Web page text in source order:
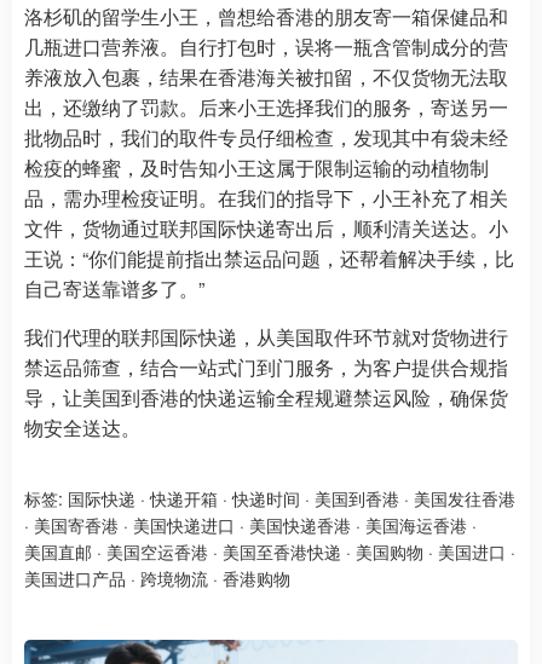
洛杉矶的留学生小王，曾想给香港的朋友寄一箱保健品和
几瓶进口营养液。自行打包时，误将一瓶含管制成分的营
养液放入包裹，结果在香港海关被扣留，不仅货物无法取
出，还缴纳了罚款。后来小王选择我们的服务，寄送另一
批物品时，我们的取件专员仔细检查，发现其中有袋未经
检疫的蜂蜜，及时告知小王这属于限制运输的动植物制
品，需办理检疫证明。在我们的指导下，小王补充了相关
文件，货物通过联邦国际快递寄出后，顺利清关送达。小
王说：“你们能提前指出禁运品问题，还帮着解决手续，比
自己寄送靠谱多了。”
我们代理的联邦国际快递，从美国取件环节就对货物进行
禁运品筛查，结合一站式门到门服务，为客户提供合规指
导，让美国到香港的快递运输全程规避禁运风险，确保货
物安全送达。
标签: 国际快递 ·快递开箱 ·快递时间 · 美国到香港 · 美国发往香港
· 美国寄香港 · 美国快递进口 · 美国快递香港 · 美国海运香港 ·
美国直邮 · 美国空运香港 · 美国至香港快递 · 美国购物 · 美国进口 ·
美国进口产品 · 跨境物流 · 香港购物